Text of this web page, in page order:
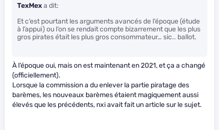
TexMexa dit:
Et c’est pourtant les arguments avancés de l’époque (étude
à l’appui) ou l’on se rendait compte bizarrement que les plus
gros pirates était les plus gros consommateur… sic.. ballot.
À l’époque oui, mais on est maintenant en 2021, et ça a changé
(officiellement).
Lorsque la commission a du enlever la partie piratage des
barèmes, les nouveaux barèmes étaient magiquement aussi
élevés que les précédents, nxi avait fait un article sur le sujet.